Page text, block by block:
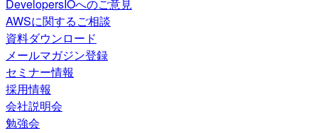
DevelopersIOへのご意見
AWSに関するご相談
資料ダウンロード
メールマガジン登録
セミナー情報
採用情報
会社説明会
勉強会